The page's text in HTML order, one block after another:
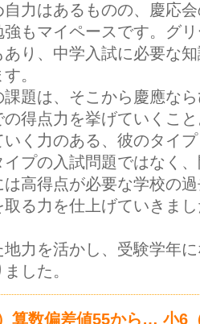
自力はあるものの、慶応
もマイペースです。グ
あり、中学入試に必要な
。
課題は、そこから慶應な
得点力を挙げていくこ
いく力のある、彼のタイ
プの入試問題ではなく
高得点が必要な学校の
取る力を仕上げていきま
力を活かし、受験学年
した。
算数偏差値55から… 小6